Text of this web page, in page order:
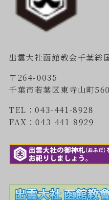
出雲大社函館教会千葉総
〒264-0035
千葉市若葉区東寺山町
TEL：043-441-8928
FAX：043-441-8929